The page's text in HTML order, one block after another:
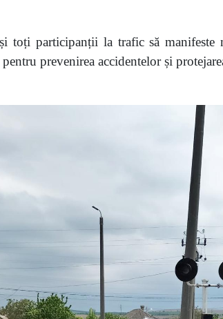
toți participanții la trafic să manifeste
pentru prevenirea accidentelor și